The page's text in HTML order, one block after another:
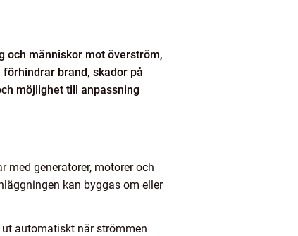
och människor mot överström,
brand, skador på
möjlighet till anpassning
generatorer, motorer och
kan byggas om eller
automatiskt när strömmen